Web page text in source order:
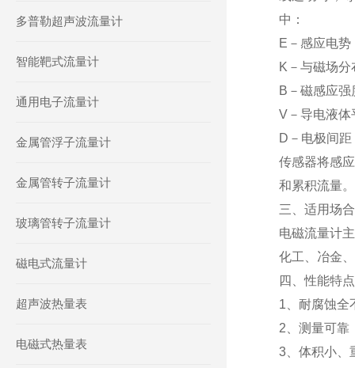
多普勒超声波流量计
智能靶式流量计
通用电子流量计
金属管浮子流量计
金属管转子流量计
玻璃管转子流量计
磁电式流量计
超声波热量表
电磁式热量表
中：
E－感应电势
K－与磁场
B－磁感应强
V－导电液体
D－电极间
传感器将感
和累积流量
三、适用场
电磁流量计
化工、冶金
四、性能特
1、耐腐蚀全
2、测量可靠
3、体积小、